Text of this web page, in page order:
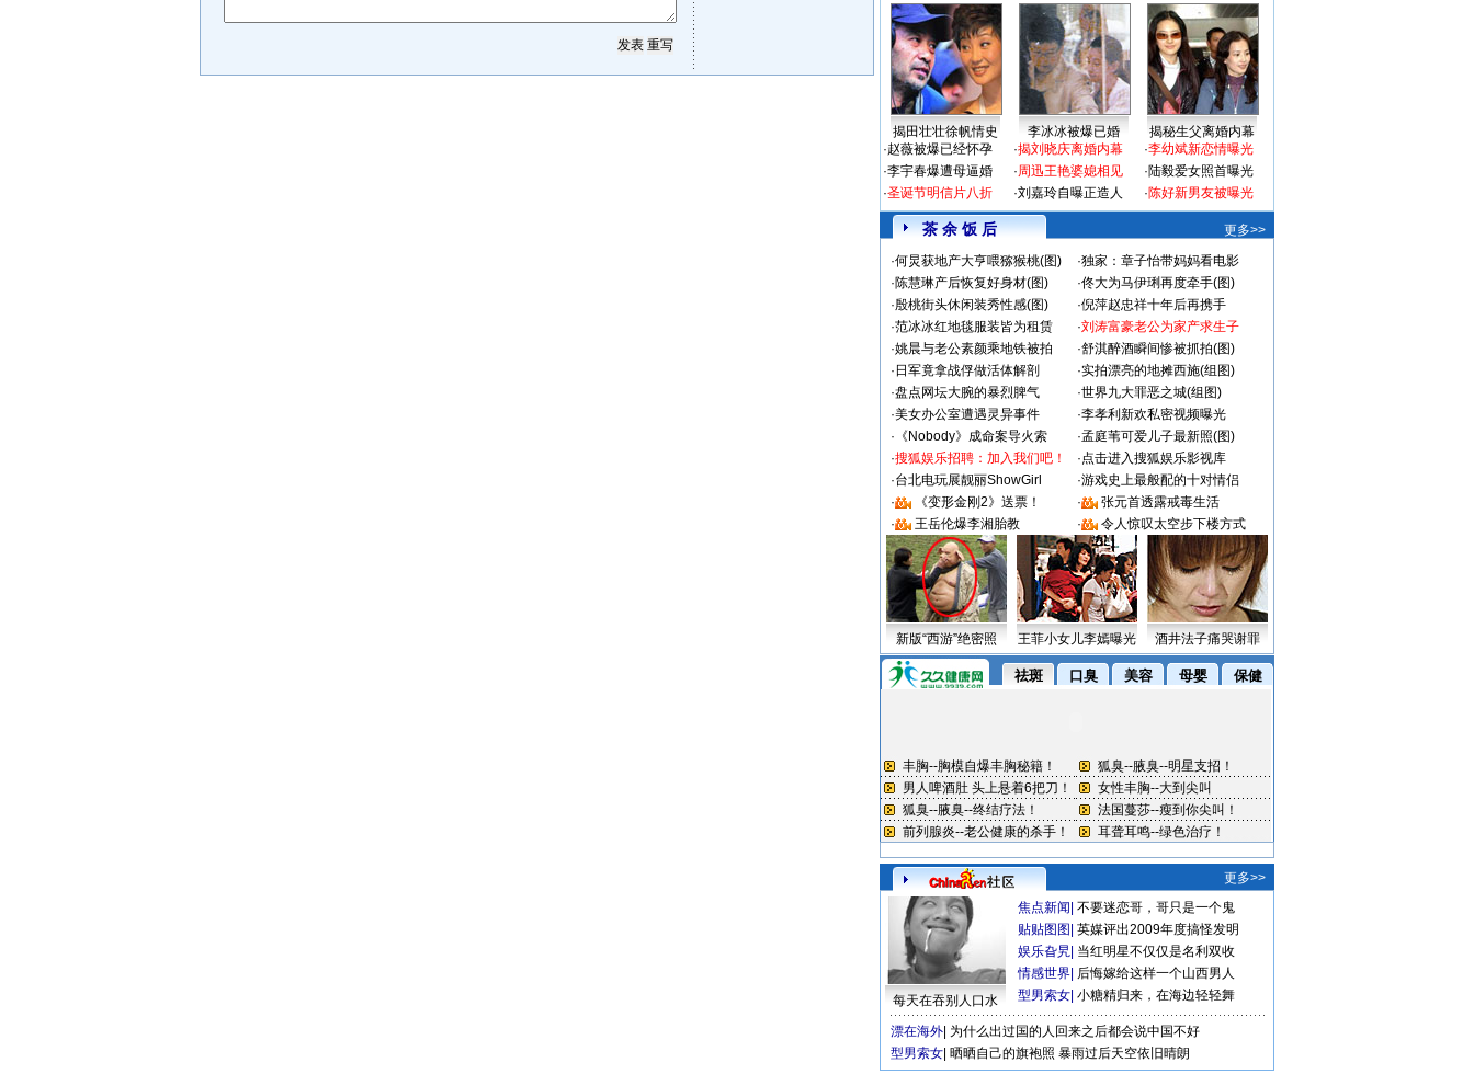
揭田壮壮徐帆情史 李冰冰被爆已婚
揭秘生父离婚内幕
·赵薇被爆已经怀孕
·李宇春爆遭母逼婚
·圣诞节明信片八折
·揭刘晓庆离婚内幕
·周迅王艳婆媳相见
·刘嘉玲自曝正造人
·李幼斌新恋情曝光
·陆毅爱女照首曝光
·陈好新男友被曝光
茶 余 饭 后
更多>>
·何炅获地产大亨喂猕猴桃(图) ·独家：章子怡带妈妈看电影
·陈慧琳产后恢复好身材(图) ·佟大为马伊琍再度牵手(图)
·殷桃街头休闲装秀性感(图) ·倪萍赵忠祥十年后再携手
·范冰冰红地毯服装皆为租赁 ·刘涛富豪老公为家产求生子
·姚晨与老公素颜乘地铁被拍 ·舒淇醉酒瞬间惨被抓拍(图)
· 日军竟拿战俘做活体解剖 ·实拍漂亮的地摊西施(组图)
·盘点网坛大腕的暴烈脾气 ·世界九大罪恶之城(组图)
·美女办公室遭遇灵异事件 ·李孝利新欢私密视频曝光
· 《Nobody》成命案导火索 ·孟庭苇可爱儿子最新照(图)
·搜狐娱乐招聘：加入我们吧！ ·点击进入搜狐娱乐影视库
·台北电玩展靓丽ShowGirl ·游戏史上最般配的十对情侣
·
《变形金刚2》送票！ ·
张元首透露戒毒生活
·
王岳伦爆李湘胎教 · 令人惊叹太空步下楼方式
新版“西游”绝密照 王菲小女儿李嫣曝光 酒井法子痛哭谢罪
更多>>
每天在吞别人口水
焦点新闻 不要迷恋哥，哥只是一个鬼
贴贴图图 英媒评出2009年度搞怪发明
娱乐旮旯 当红明星不仅仅是名利双收
情感世界 后悔嫁给这样一个山西男人
型男索女 小糖精归来，在海边轻轻舞
漂在海外 为什么出过国的人回来之后都会说中国不好
型男索女 晒晒自己的旗袍照 暴雨过后天空依旧晴朗